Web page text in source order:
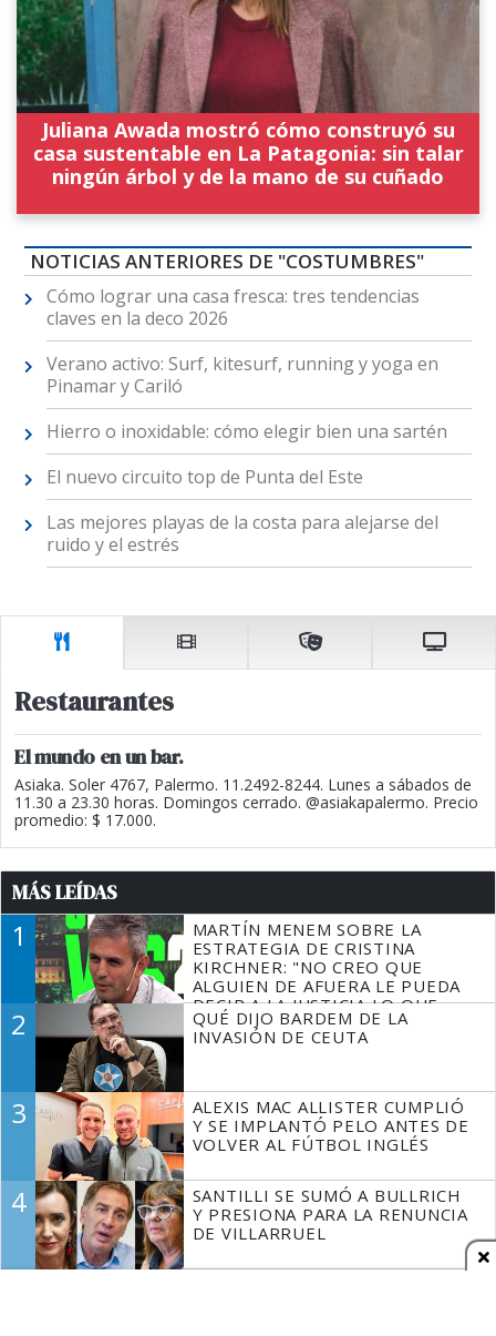
Juliana Awada mostró cómo construyó su
casa sustentable en La Patagonia: sin talar
ningún árbol y de la mano de su cuñado
NOTICIAS ANTERIORES DE "COSTUMBRES"
Cómo lograr una casa fresca: tres tendencias
claves en la deco 2026
Verano activo: Surf, kitesurf, running y yoga en
Pinamar y Cariló
Hierro o inoxidable: cómo elegir bien una sartén
El nuevo circuito top de Punta del Este
Las mejores playas de la costa para alejarse del
ruido y el estrés
Restaurantes
El mundo en un bar.
Asiaka. Soler 4767, Palermo. 11.2492-8244. Lunes a sábados de
11.30 a 23.30 horas. Domingos cerrado. @asiakapalermo. Precio
promedio: $ 17.000.
MÁS LEÍDAS
1
MARTÍN MENEM SOBRE LA
ESTRATEGIA DE CRISTINA
KIRCHNER: "NO CREO QUE
ALGUIEN DE AFUERA LE PUEDA
DECIR A LA JUSTICIA LO QUE
TIENE QUE HACER"
2
QUÉ DIJO BARDEM DE LA
INVASIÓN DE CEUTA
3
ALEXIS MAC ALLISTER CUMPLIÓ
Y SE IMPLANTÓ PELO ANTES DE
VOLVER AL FÚTBOL INGLÉS
4
SANTILLI SE SUMÓ A BULLRICH
Y PRESIONA PARA LA RENUNCIA
DE VILLARRUEL